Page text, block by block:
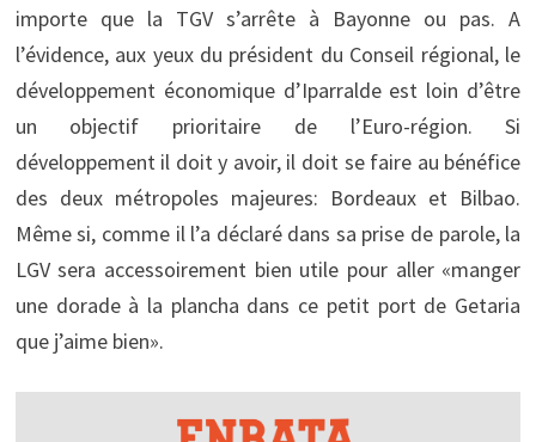
importe que la TGV s’arrête à Bayonne ou pas. A
l’évidence, aux yeux du président du Conseil régional, le
développement économique d’Iparralde est loin d’être
un objectif prioritaire de l’Euro-région. Si
développement il doit y avoir, il doit se faire au bénéfice
des deux métropoles majeures: Bordeaux et Bilbao.
Même si, comme il l’a déclaré dans sa prise de parole, la
LGV sera accessoirement bien utile pour aller «manger
une dorade à la plancha dans ce petit port de Getaria
que j’aime bien».